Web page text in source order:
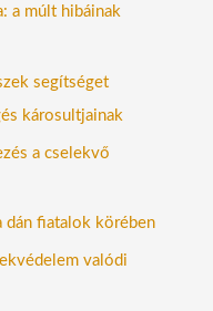
a múlt hibáinak
segítséget
károsultjainak
a cselekvő
dán fiatalok körében
valódi